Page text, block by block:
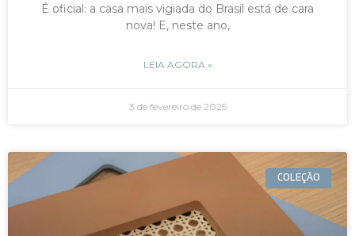
É oficial: a casa mais vigiada do Brasil está de cara
nova! E, neste ano,
LEIA AGORA »
3 de fevereiro de 2025
COLEÇÃO